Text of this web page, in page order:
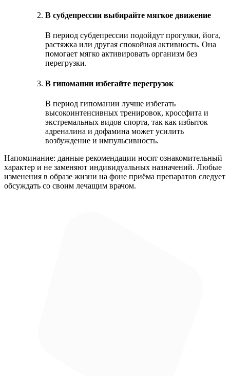
В субдепрессии выбирайте мягкое движение
В период субдепрессии подойдут прогулки, йога,
растяжка или другая спокойная активность. Она
помогает мягко активировать организм без
перегрузки.
В гипомании избегайте перегрузок
В период гипомании лучше избегать
высокоинтенсивных тренировок, кроссфита и
экстремальных видов спорта, так как избыток
адреналина и дофамина может усилить
возбуждение и импульсивность.
Напоминание: данные рекомендации носят ознакомительный
характер и не заменяют индивидуальных назначений. Любые
изменения в образе жизни на фоне приёма препаратов следует
обсуждать со своим лечащим врачом.